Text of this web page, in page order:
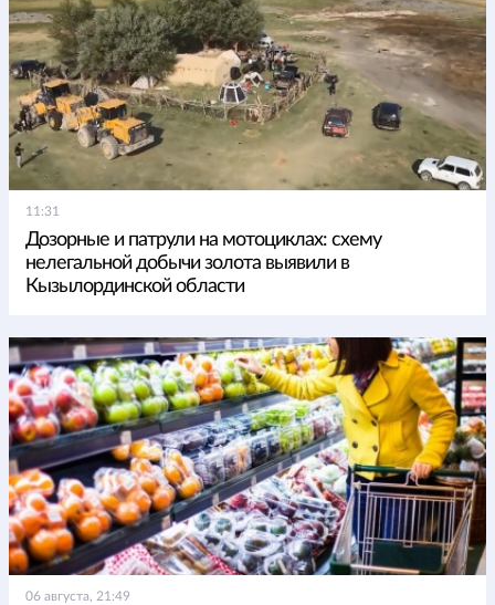
11:31
Дозорные и патрули на мотоциклах: схему
нелегальной добычи золота выявили в
Кызылординской области
06 августа, 21:49